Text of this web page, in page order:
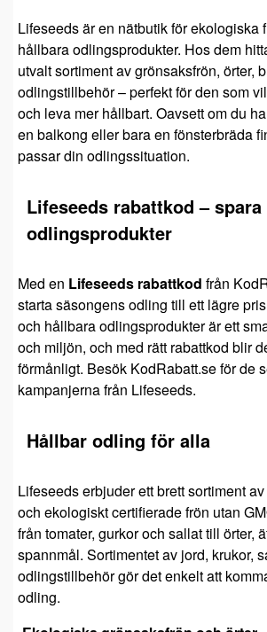
Lifeseeds är en nätbutik för ekologiska
hållbara odlingsprodukter. Hos dem
utvalt sortiment av grönsaksfrön, örter,
odlingstillbehör – perfekt för den som
och leva mer hållbart. Oavsett om du
en balkong eller bara en fönsterbräda
passar din odlingssituation.
Lifeseeds rabattkod –
odlingsprodukter
Med en Lifeseeds rabattkod från
starta säsongens odling till ett lägre
och hållbara odlingsprodukter är ett
och miljön, och med rätt rabattkod blir
förmånligt. Besök KodRabatt.se för de
kampanjerna från Lifeseeds.
Hållbar odling för alla
Lifeseeds erbjuder ett brett sortiment
och ekologiskt certifierade frön utan
från tomater, gurkor och sallat till örter,
spannmål. Sortimentet av jord, krukor,
odlingstillbehör gör det enkelt att
odling.